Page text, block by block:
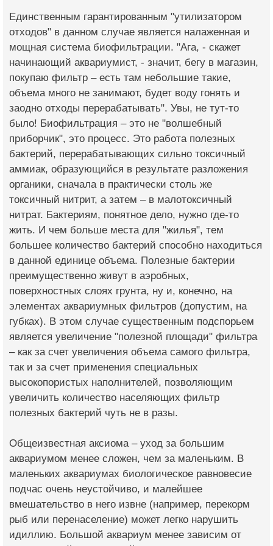
Единственным гарантированным "утилизатором
отходов" в данном случае является налаженная и
мощная система биофильтрации. "Ага, - скажет
начинающий аквариумист, - значит, бегу в магазин,
покупаю фильтр – есть там небольшие такие,
объема много не занимают, будет воду гонять и
заодно отходы перерабатывать". Увы, не тут-то
было! Биофильтрация – это не "волшебный
приборчик", это процесс. Это работа полезных
бактерий, перерабатывающих сильно токсичный
аммиак, образующийся в результате разложения
органики, сначала в практически столь же
токсичный нитрит, а затем – в малотоксичный
нитрат. Бактериям, понятное дело, нужно где-то
жить. И чем больше места для "жилья", тем
большее количество бактерий способно находиться
в данной единице объема. Полезные бактерии
преимущественно живут в аэробных,
поверхностных слоях грунта, ну и, конечно, на
элементах аквариумных фильтров (допустим, на
губках). В этом случае существенным подспорьем
является увеличение "полезной площади" фильтра
– как за счет увеличения объема самого фильтра,
так и за счет применения специальных
высокопористых наполнителей, позволяющим
увеличить количество населяющих фильтр
полезных бактерий чуть не в разы.
Общеизвестная аксиома – уход за большим
аквариумом менее сложен, чем за маленьким. В
маленьких аквариумах биологическое равновесие
подчас очень неустойчиво, и малейшее
вмешательство в него извне (например, перекорм
рыб или перенаселение) может легко нарушить
идиллию. Большой аквариум менее зависим от